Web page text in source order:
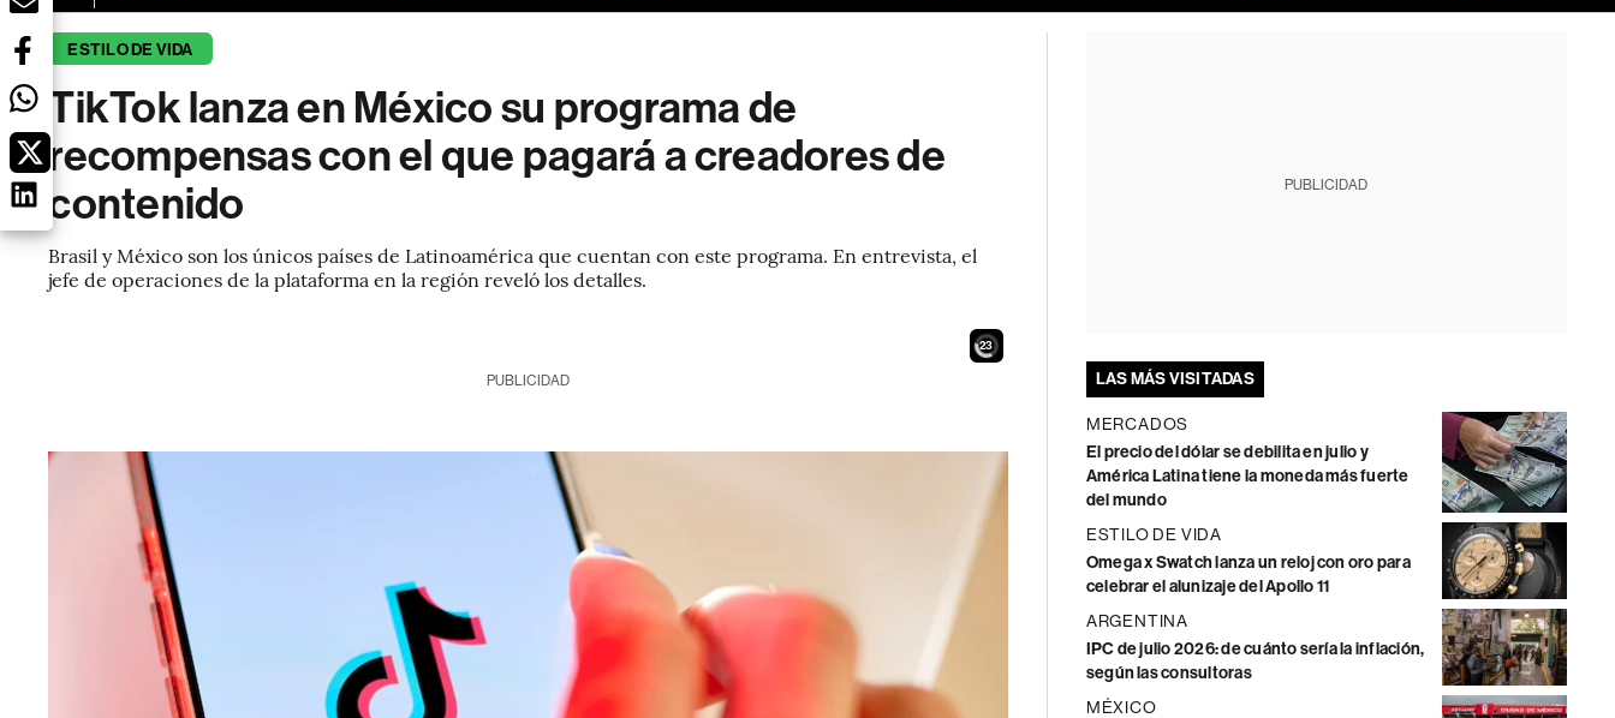
ESTILO DE VIDA
TikTok lanza en México su programa de
recompensas con el que pagará a creadores de
contenido
Brasil y México son los únicos países de Latinoamérica que cuentan con este programa. En entrevista, el
jefe de operaciones de la plataforma en la región reveló los detalles.
21
PUBLICIDAD
PUBLICIDAD
LAS MÁS VISITADAS
MERCADOS
El precio del dólar se debilita en julio y
América Latina tiene la moneda más fuerte
del mundo
ESTILO DE VIDA
Omega x Swatch lanza un reloj con oro para
celebrar el alunizaje del Apollo 11
ARGENTINA
IPC de julio 2026: de cuánto sería la inflación,
según las consultoras
MÉXICO